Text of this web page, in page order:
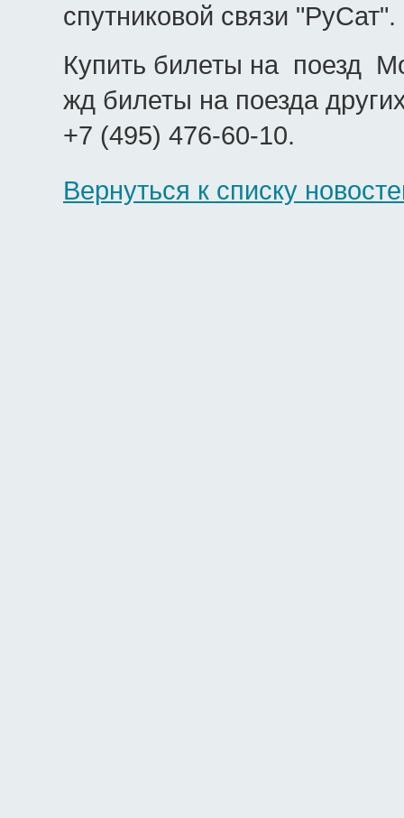
спутниковой связи "РуСат".
Купить билеты на поезд
жд билеты на поезда
+7 (495) 476-60-10.
Вернуться к списку